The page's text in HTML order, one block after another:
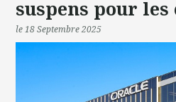
suspens pour
le 18 Septembre 2025